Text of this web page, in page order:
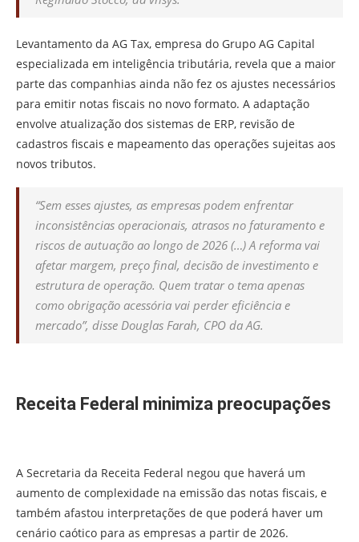
Levantamento da AG Tax, empresa do Grupo AG Capital
especializada em inteligência tributária, revela que a maior
parte das companhias ainda não fez os ajustes necessários
para emitir notas fiscais no novo formato. A adaptação
envolve atualização dos sistemas de ERP, revisão de
cadastros fiscais e mapeamento das operações sujeitas aos
novos tributos.
“Sem esses ajustes, as empresas podem enfrentar
inconsistências operacionais, atrasos no faturamento e
riscos de autuação ao longo de 2026 (…) A reforma vai
afetar margem, preço final, decisão de investimento e
estrutura de operação. Quem tratar o tema apenas
como obrigação acessória vai perder eficiência e
mercado”, disse Douglas Farah, CPO da AG.
Receita Federal minimiza preocupações
A Secretaria da Receita Federal negou que haverá um
aumento de complexidade na emissão das notas fiscais, e
também afastou interpretações de que poderá haver um
cenário caótico para as empresas a partir de 2026.